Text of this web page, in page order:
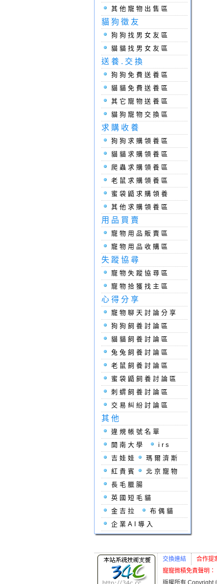
其他寵物出售區
貓狗徵友
狗狗找男女友區
貓貓找男女友區
送養.交換
狗狗免費送養區
貓貓免費送養區
其它寵物送養區
貓狗寵物交換區
求購收養
狗狗求購領養區
貓貓求購領養區
爬蟲求購領養區
老鼠求購領養區
蜜袋鼯求購領養
其他求購領養區
用品買賣
寵物用品販賣區
寵物用品收購區
失蹤協尋
寵物失蹤協尋區
寵物拾獲找主區
心得分享
寵物聊天討論分享
狗狗飼養討論區
貓貓飼養討論區
兔兔飼養討論區
老鼠飼養討論區
蜜袋鼯飼養討論區
刺蝟飼養討論區
交易糾紛討論區
其他
違規帳號名單
開南大學
irs
吉娃娃
瑪爾濟斯
紅貴賓
北京寵物
長毛臘腸
英國短毛貓
金吉拉
布偶貓
企業AI導入
交換連結 合作提
寵寵微積免責聲明：
版權所有 Copyright